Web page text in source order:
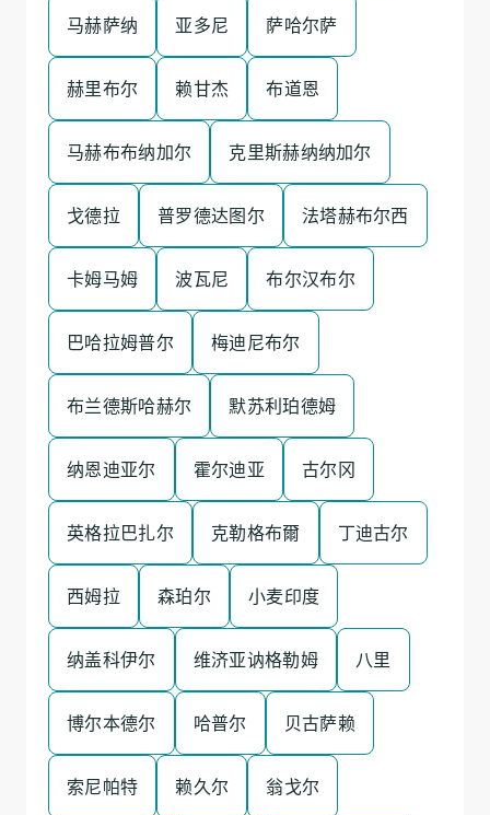
马赫萨纳 亚多尼 萨哈尔萨
赫里布尔 赖甘杰 布道恩
马赫布布纳加尔 克里斯赫纳纳加尔
戈德拉 普罗德达图尔 法塔赫布尔西
卡姆马姆 波瓦尼 布尔汉布尔
巴哈拉姆普尔 梅迪尼布尔
布兰德斯哈赫尔 默苏利珀德姆
纳恩迪亚尔 霍尔迪亚 古尔冈
英格拉巴扎尔 克勒格布爾 丁迪古尔
西姆拉 森珀尔 小麦印度
纳盖科伊尔 维济亚讷格勒姆 八里
博尔本德尔 哈普尔 贝古萨赖
索尼帕特 赖久尔 翁戈尔